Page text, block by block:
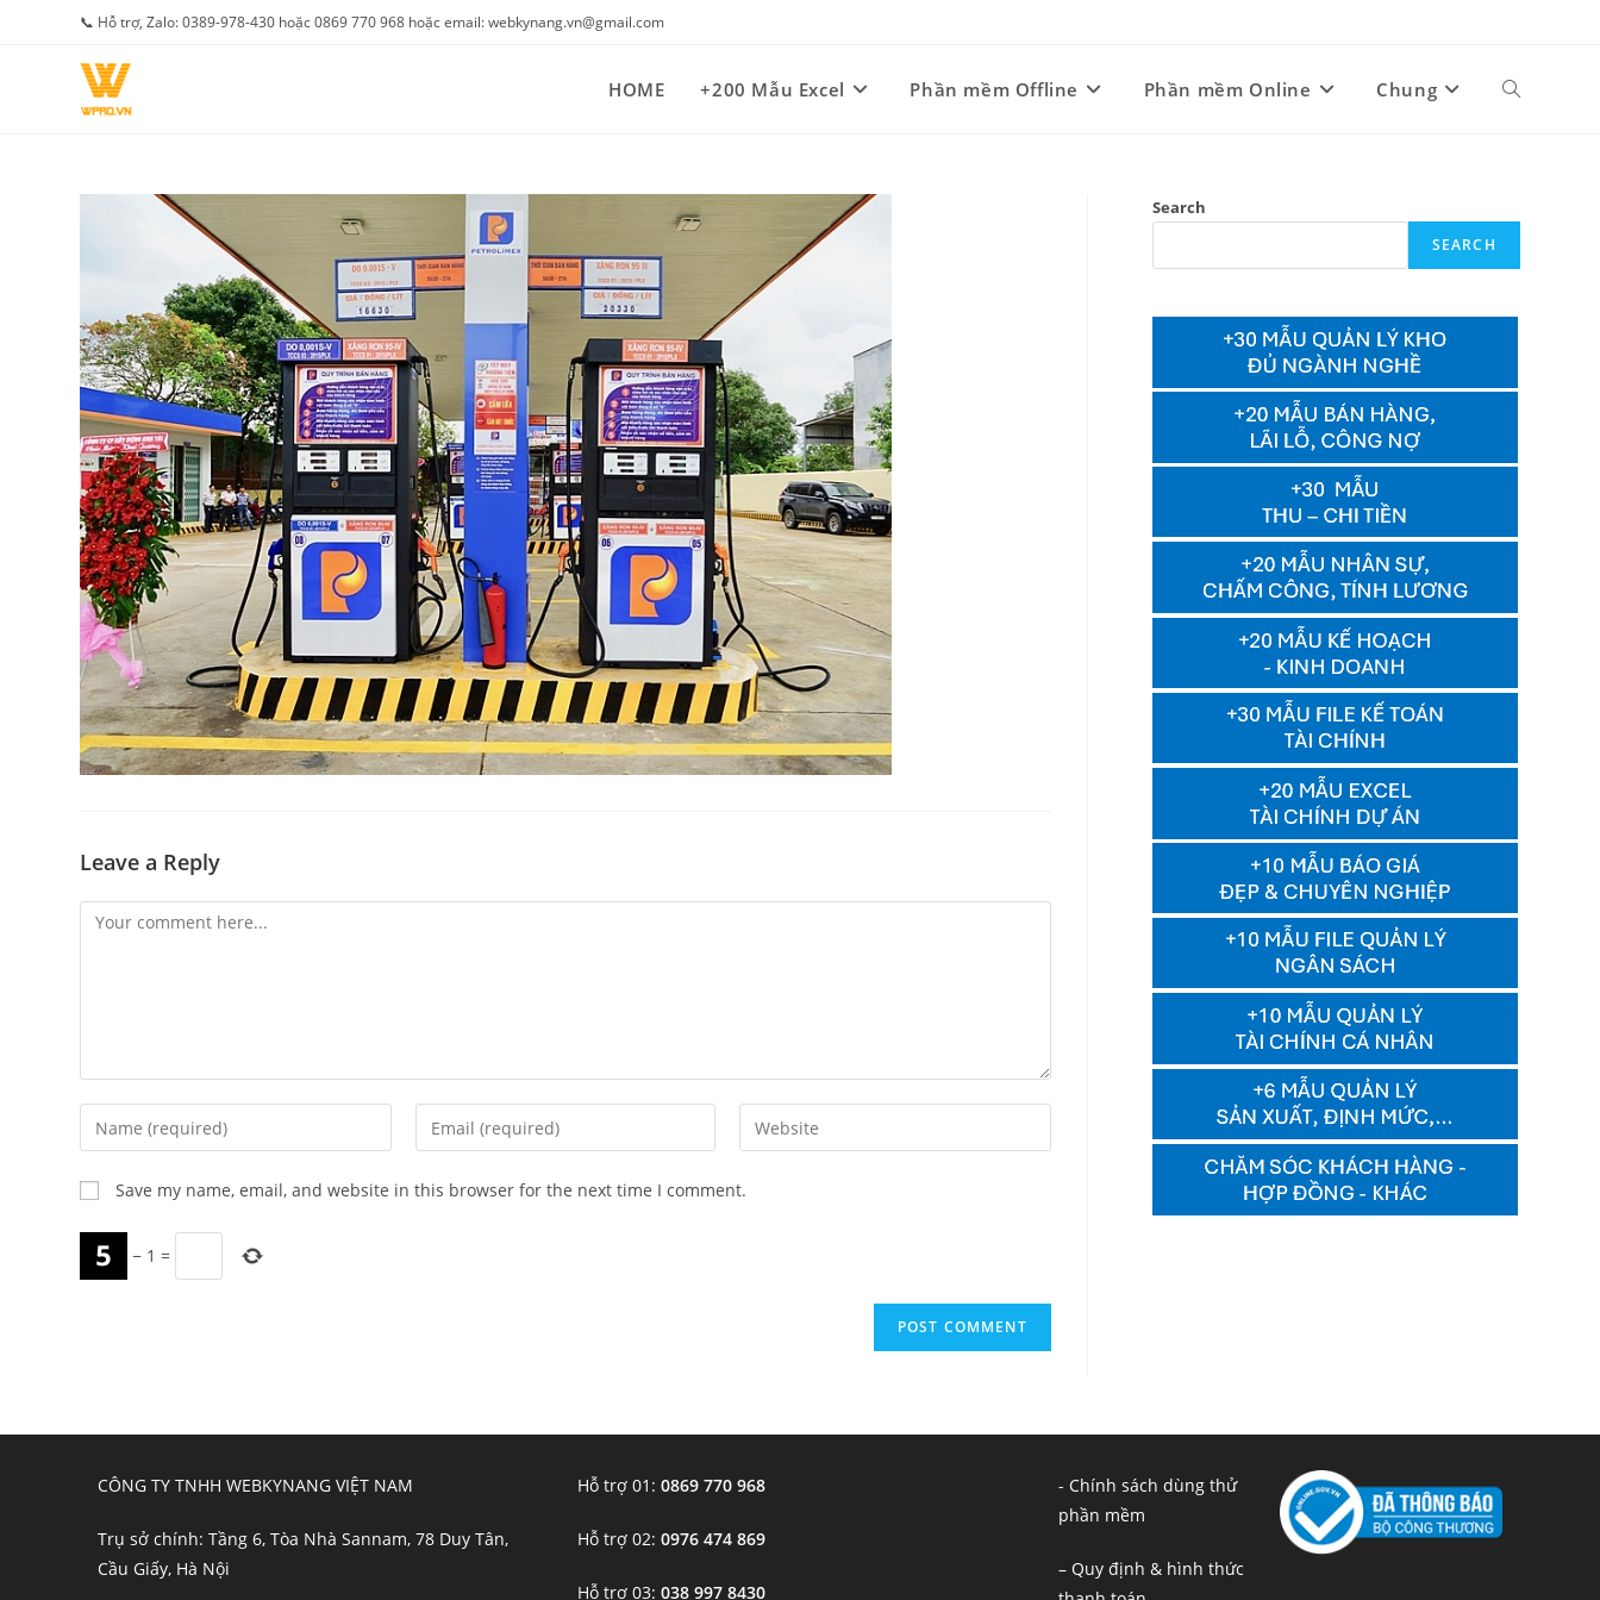
📞 Hỗ trợ, Zalo: 0389-978-430 hoặc 0869 770 968 hoặc email: webkynang.vn@gmail.com
HOME +200 Mẫu Excel Phần mềm Offline Phần mềm Online Chung Toggle
search
Leave a Reply
Comment
Enter
your
name
or
username
Enter
your
Enter
your
Save my name, email, and website in this browser for the next time I comment.
− 1 =
Search
SEARCH
CÔNG TY TNHH WEBKYNANG VIỆT NAM
Trụ sở chính: Tầng 6, Tòa Nhà Sannam, 78 Duy Tân,
Cầu Giấy, Hà Nội
Hỗ trợ 01:0869 770 968
Hỗ trợ 02:0976 474 869
Hỗ trợ 03:038 997 8430
- Chính sách dùng thử
phần mềm
– Quy định & hình thức